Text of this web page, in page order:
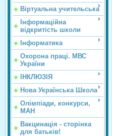
Віртуальна учительська
Інформаційна
відкритість школи
Інформатика
Охорона праці. МВС
України
ІНКЛЮЗІЯ
Нова Українська Школа
Олімпіади, конкурси,
МАН
Вакцинація - сторінка
для батьків!